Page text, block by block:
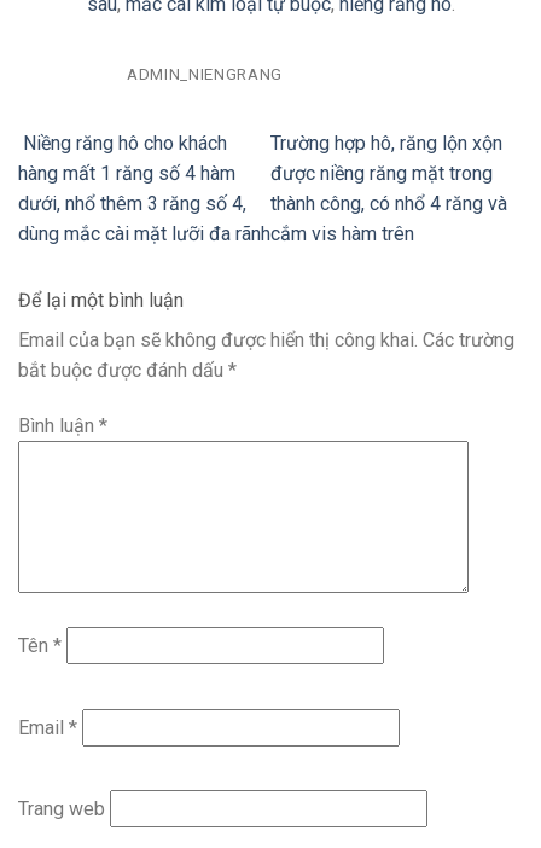
ADMIN_NIENGRANG
Niềng răng hô cho khách
hàng mất 1 răng số 4 hàm
dưới, nhổ thêm 3 răng số 4,
dùng mắc cài mặt lưỡi đa rãnh
Trường hợp hô, răng lộn xộn
được niềng răng mặt trong
thành công, có nhổ 4 răng và
cắm vis hàm trên
Để lại một bình luận
Email của bạn sẽ không được hiển thị công khai. Các trường
bắt buộc được đánh dấu *
Bình luận *
Tên *
Email *
Trang web